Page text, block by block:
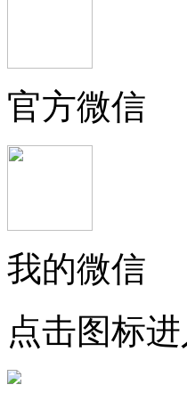
官方微信
我的微信
点击图标